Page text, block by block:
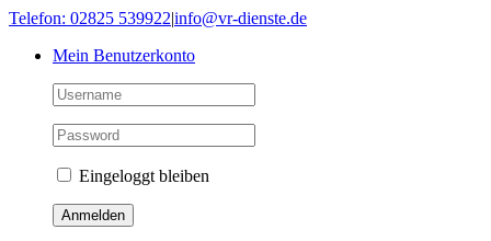
Skip
content
Telefon: 02825 539922|info@vr-dienste.de
Mein Benutzerkonto
Eingeloggt bleiben